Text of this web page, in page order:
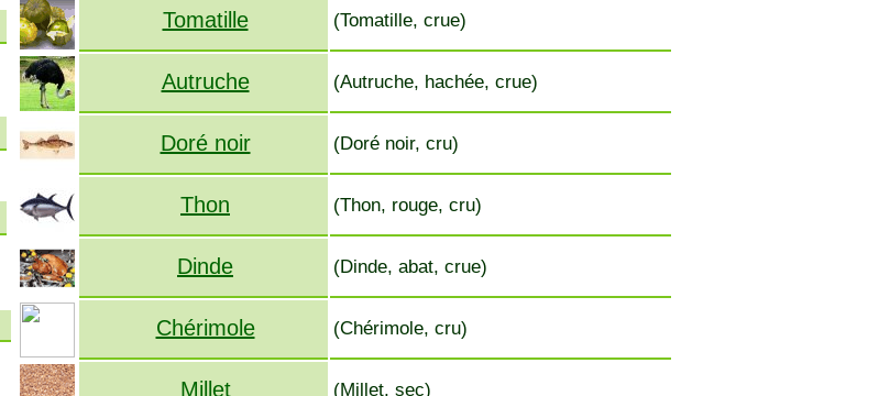
Tomatille (Tomatille, crue)
Autruche (Autruche, hachée, crue)
Doré noir (Doré noir, cru)
Thon (Thon, rouge, cru)
Dinde (Dinde, abat, crue)
Chérimole (Chérimole, cru)
Millet (Millet, sec)